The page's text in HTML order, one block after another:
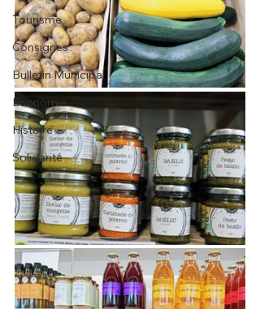
Tourisme
Consignes
Bulletin Municipal
Economie
Histoire
Solidarité